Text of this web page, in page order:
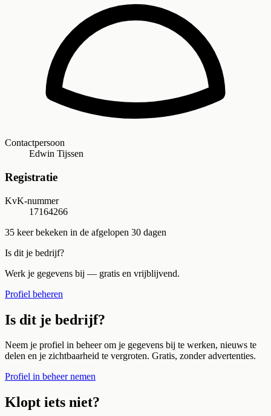
Contactpersoon
Edwin Tijssen
Registratie
KvK-nummer
17164266
35 keer bekeken in de afgelopen 30 dagen
Is dit je bedrijf?
Werk je gegevens bij — gratis en vrijblijvend.
Profiel beheren
Is dit je bedrijf?
Neem je profiel in beheer om je gegevens bij te werken, nieuws te
delen en je zichtbaarheid te vergroten. Gratis, zonder advertenties.
Profiel in beheer nemen
Klopt iets niet?